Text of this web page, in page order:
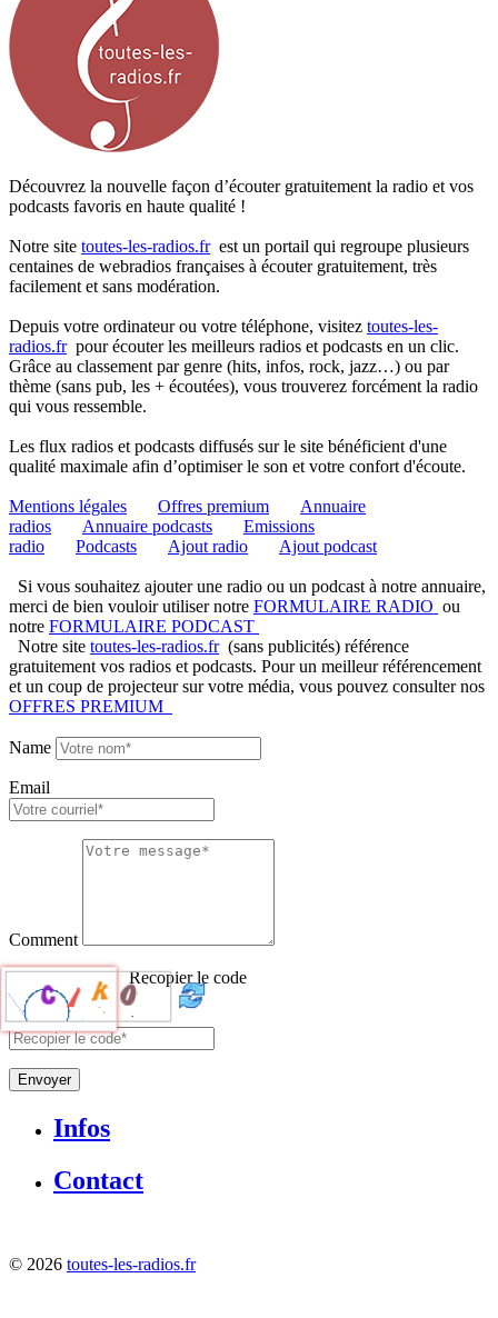
Découvrez la nouvelle façon d’écouter gratuitement la radio et vos
podcasts favoris en haute qualité !
Notre site toutes-les-radios.frest un portail qui regroupe plusieurs
centaines de webradios françaises à écouter gratuitement, très
facilement et sans modération.
Depuis votre ordinateur ou votre téléphone, visitez toutes-les-
radios.frpour écouter les meilleurs radios et podcasts en un clic.
Grâce au classement par genre (hits, infos, rock, jazz…) ou par
thème (sans pub, les + écoutées), vous trouverez forcément la radio
qui vous ressemble.
Les flux radios et podcasts diffusés sur le site bénéficient d'une
qualité maximale afin d’optimiser le son et votre confort d'écoute.
Mentions légales Offres premium
Annuaire
radios
Annuaire podcasts
Emissions
radio
Podcasts Ajout radio Ajout podcast
Si vous souhaitez ajouter une radio ou un podcast à notre annuaire,
merci de bien vouloir utiliser notre FORMULAIRE RADIO ou
notre FORMULAIRE PODCAST
Notre site toutes-les-radios.fr(sans publicités) référence
gratuitement vos radios et podcasts. Pour un meilleur référencement
et un coup de projecteur sur votre média, vous pouvez consulter nos
OFFRES PREMIUM
Name
Email
Comment
Recopier le code
Envoyer
Infos
Contact
© 2026 toutes-les-radios.fr